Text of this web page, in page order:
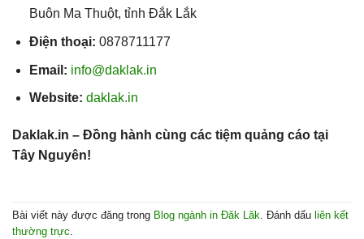
Buôn Ma Thuột, tỉnh Đắk Lắk
Điện thoại: 0878711177
Email: info@daklak.in
Website: daklak.in
Daklak.in – Đồng hành cùng các tiệm quảng cáo tại
Tây Nguyên!
Bài viết này được đăng trong Blog ngành in Đăk Lăk. Đánh dấu liên kết
thường trực.